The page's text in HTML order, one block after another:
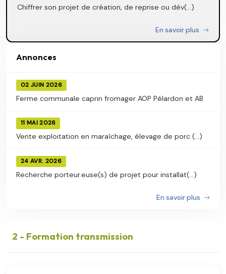
Chiffrer son projet de création, de reprise ou dév(...)
En savoir plus
Annonces
02 JUIN 2026
Ferme communale caprin fromager AOP Pélardon et AB
11 MAI 2026
Vente exploitation en maraîchage, élevage de porc (...)
24 AVR. 2026
Recherche porteur.euse(s) de projet pour installat(...)
En savoir plus
2 - Formation transmission